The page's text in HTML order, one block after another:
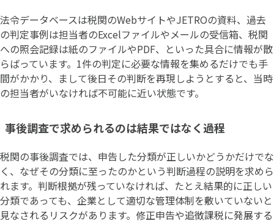
法令データベースは税関のWebサイトやJETROの資料、過去
の判定事例は担当者のExcelファイルやメールの受信箱、税関
への照会記録は紙のファイルやPDF、といった具合に情報が散
らばっています。1件の判定に必要な情報を集めるだけでも手
間がかかり、まして後日その判断を再現しようとすると、当時
の担当者がいなければ不可能に近い状態です。
事後調査で求められるのは結果ではなく過程
税関の事後調査では、申告した分類が正しいかどうかだけでな
く、なぜその分類に至ったのかという判断過程の説明を求めら
れます。判断根拠が残っていなければ、たとえ結果的に正しい
分類であっても、企業として適切な管理体制を敷いていないと
見なされるリスクがあります。修正申告や追徴課税に発展する